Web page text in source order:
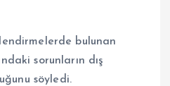
bulunan
sorunların dış
söyledi.